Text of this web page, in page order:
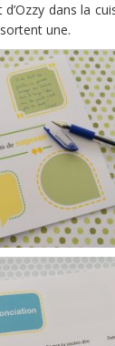
dans la
une.